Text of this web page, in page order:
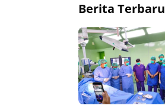
Berita Terbaru